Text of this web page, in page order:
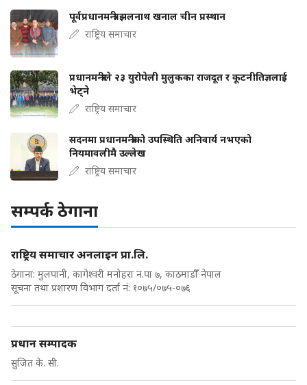
पूर्वप्रधानमन्त्री झलनाथ खनाल चीन प्रस्थान
राष्ट्रिय समाचार
प्रधानमन्त्रीले २३ युरोपेली मुलुकका राजदूत र कूटनीतिज्ञलाई
भेट्ने
राष्ट्रिय समाचार
सदनमा प्रधानमन्त्रीको उपस्थिति अनिवार्य नभएको
नियमावलीमै उल्लेख
राष्ट्रिय समाचार
सम्पर्क ठेगाना
राष्ट्रिय समाचार अनलाइन प्रा.लि.
ठेगाना: मुलपानी, कागेश्वरी मनोहरा न.पा ७, काठमाडौँ नेपाल
सूचना तथा प्रशारण विभाग दर्ता नं: १०७५/०७५-०७६
प्रधान सम्पादक
सुजित के. सी.